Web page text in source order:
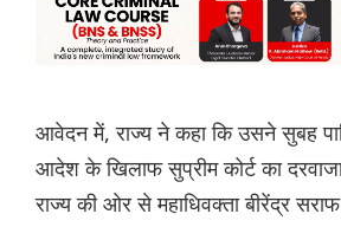
आवेदन में, राज्य ने कहा कि उसने सुबह
आदेश के खिलाफ सुप्रीम कोर्ट का
राज्य की ओर से महाधिवक्ता बीरेंद्र